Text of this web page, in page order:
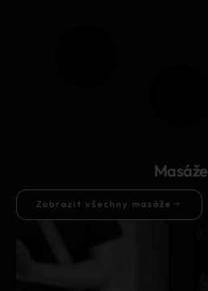
Masáže
Zobrazit všechny masáže